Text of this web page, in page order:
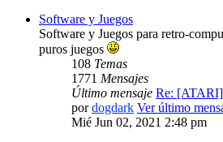
Software y Juegos
Software y Juegos para retro-
puros juegos
108 Temas
1771 Mensajes
Último mensaje Re:
pordogdark Ver último
Mié Jun 02, 2021 2:48 pm